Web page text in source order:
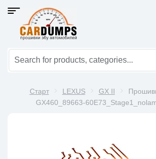
Старт LEXUS GX II
GX460_89663-